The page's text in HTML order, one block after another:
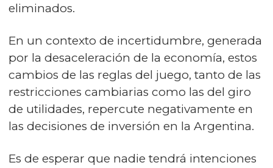
eliminados.
En un contexto de incertidumbre, generada
por la desaceleración de la economía, estos
cambios de las reglas del juego, tanto de las
restricciones cambiarias como las del giro
de utilidades, repercute negativamente en
las decisiones de inversión en la Argentina.
Es de esperar que nadie tendrá intenciones